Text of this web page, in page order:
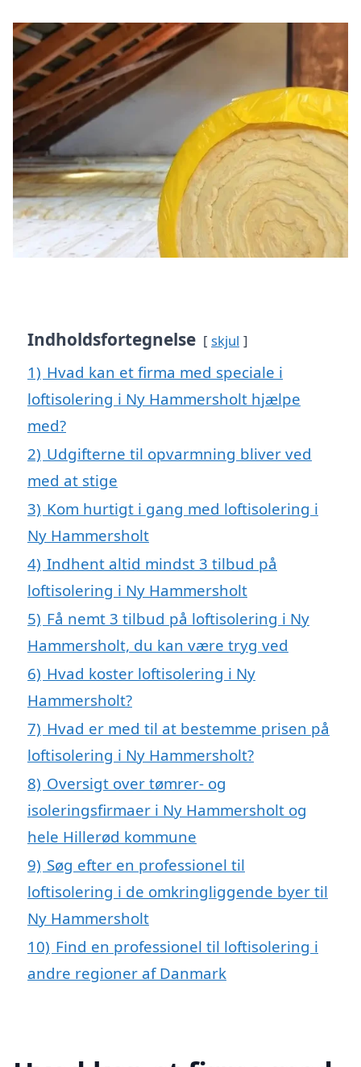
Indholdsfortegnelse skjul
1) Hvad kan et firma med speciale i
loftisolering i Ny Hammersholt hjælpe
med?
2) Udgifterne til opvarmning bliver ved
med at stige
3) Kom hurtigt i gang med loftisolering i
Ny Hammersholt
4) Indhent altid mindst 3 tilbud på
loftisolering i Ny Hammersholt
5) Få nemt 3 tilbud på loftisolering i Ny
Hammersholt, du kan være tryg ved
6) Hvad koster loftisolering i Ny
Hammersholt?
7) Hvad er med til at bestemme prisen på
loftisolering i Ny Hammersholt?
8) Oversigt over tømrer- og
isoleringsfirmaer i Ny Hammersholt og
hele Hillerød kommune
9) Søg efter en professionel til
loftisolering i de omkringliggende byer til
Ny Hammersholt
10) Find en professionel til loftisolering i
andre regioner af Danmark